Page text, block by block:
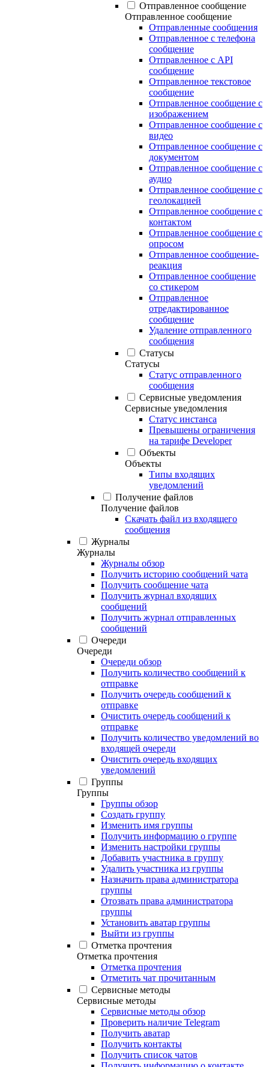
Отправленное сообщение
Отправленное сообщение
Отправленные сообщения
Отправленное с телефона
сообщение
Отправленное с API
сообщение
Отправленное текстовое
сообщение
Отправленное сообщение с
изображением
Отправленное сообщение с
видео
Отправленное сообщение с
документом
Отправленное сообщение с
аудио
Отправленное сообщение с
геолокацией
Отправленное сообщение с
контактом
Отправленное сообщение с
опросом
Отправленное сообщение-
реакция
Отправленное сообщение
со стикером
Отправленное
отредактированное
сообщение
Удаление отправленного
сообщения
Статусы
Статусы
Статус отправленного
сообщения
Сервисные уведомления
Сервисные уведомления
Статус инстанса
Превышены ограничения
на тарифе Developer
Объекты
Объекты
Типы входящих
уведомлений
Получение файлов
Получение файлов
Скачать файл из входящего
сообщения
Журналы
Журналы
Журналы обзор
Получить историю сообщений чата
Получить сообщение чата
Получить журнал входящих
сообщений
Получить журнал отправленных
сообщений
Очереди
Очереди
Очереди обзор
Получить количество сообщений к
отправке
Получить очередь сообщений к
отправке
Очистить очередь сообщений к
отправке
Получить количество уведомлений во
входящей очереди
Очистить очередь входящих
уведомлений
Группы
Группы
Группы обзор
Создать группу
Изменить имя группы
Получить информацию о группе
Изменить настройки группы
Добавить участника в группу
Удалить участника из группы
Назначить права администратора
группы
Отозвать права администратора
группы
Установить аватар группы
Выйти из группы
Отметка прочтения
Отметка прочтения
Отметка прочтения
Отметить чат прочитанным
Сервисные методы
Сервисные методы
Сервисные методы обзор
Проверить наличие Telegram
Получить аватар
Получить контакты
Получить список чатов